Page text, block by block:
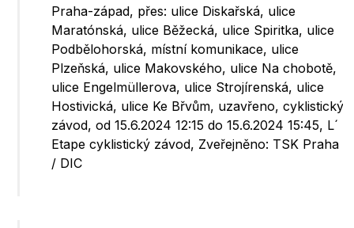
Praha-západ, přes: ulice Diskařská, ulice
Maratónská, ulice Běžecká, ulice Spiritka, ulice
Podbělohorská, místní komunikace, ulice
Plzeňská, ulice Makovského, ulice Na chobotě,
ulice Engelmüllerova, ulice Strojírenská, ulice
Hostivická, ulice Ke Břvům, uzavřeno, cyklistický
závod, od 15.6.2024 12:15 do 15.6.2024 15:45, L´
Etape cyklistický závod, Zveřejněno: TSK Praha
/ DIC